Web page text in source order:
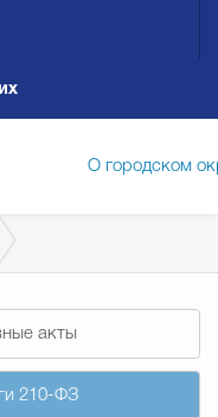
О городском
округа
акты
210-ФЗ